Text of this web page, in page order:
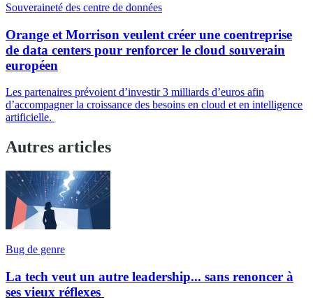
Souveraineté des centre de données
Orange et Morrison veulent créer une coentreprise
de data centers pour renforcer le cloud souverain
européen
Les partenaires prévoient d’investir 3 milliards d’euros afin
d’accompagner la croissance des besoins en cloud et en intelligence
artificielle.
Autres articles
Bug de genre
La tech veut un autre leadership... sans renoncer à
ses vieux réflexes